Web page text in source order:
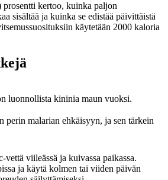
kertoo, kuinka paljon
sisältää ja kuinka se edistää päivittäistä
käytetään 2000 kaloria
luonnollista kininia maun vuoksi.
perin malarian ehkäisyyn, ja sen tärkein
vettä viileässä ja kuivassa paikassa.
ja käytä kolmen tai viiden päivän